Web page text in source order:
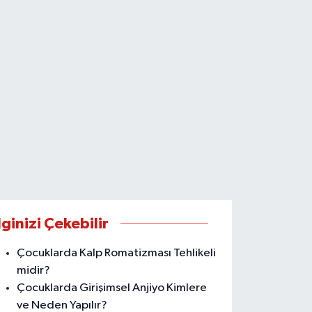
Çekebilir
Çocuklarda Kalp Romatizması Tehlikeli
midir?
Çocuklarda Girişimsel Anjiyo Kimlere
ve Neden Yapılır?